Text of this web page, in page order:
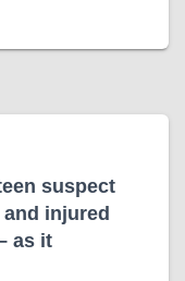
suspect
injured
as it